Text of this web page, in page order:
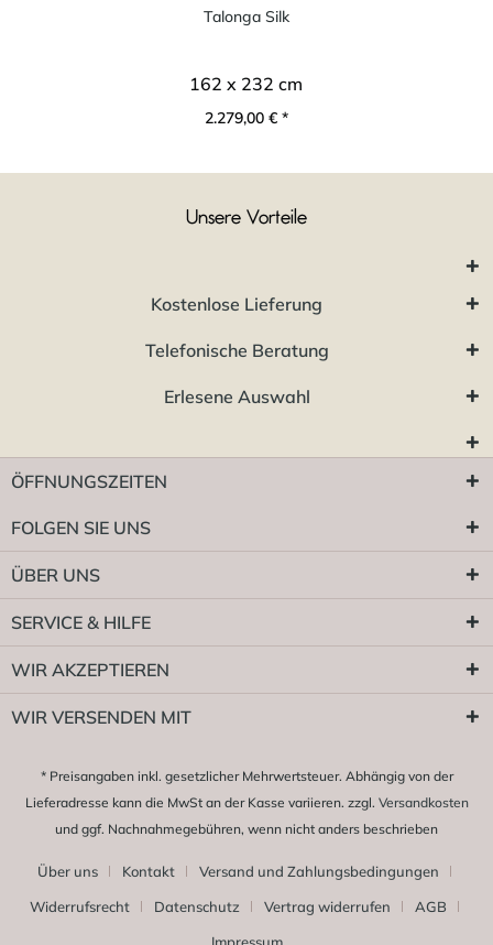
Talonga Silk
162 x 232 cm
2.279,00 € *
Unsere Vorteile
Kostenlose Lieferung
Telefonische Beratung
Erlesene Auswahl
ÖFFNUNGSZEITEN
FOLGEN SIE UNS
ÜBER UNS
SERVICE & HILFE
WIR AKZEPTIEREN
WIR VERSENDEN MIT
* Preisangaben inkl. gesetzlicher Mehrwertsteuer. Abhängig von der
Lieferadresse kann die MwSt an der Kasse variieren. zzgl. Versandkosten
und ggf. Nachnahmegebühren, wenn nicht anders beschrieben
Über uns Kontakt
Versand und Zahlungsbedingungen
Widerrufsrecht
Datenschutz Vertrag widerrufen
AGB